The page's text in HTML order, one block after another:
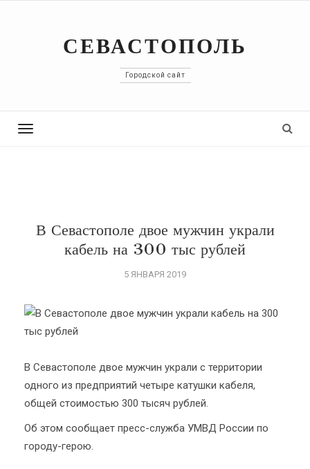
СЕВАСТОПОЛЬ
Городской сайт
Toggle
В Севастополе двое мужчин украли
кабель на 300 тыс рублей
5 ЯНВАРЯ 2019
В Севастополе двое мужчин украли с территории
одного из предприятий четыре катушки кабеля,
общей стоимостью 300 тысяч рублей.
Об этом сообщает пресс-служба УМВД России по
городу-герою.